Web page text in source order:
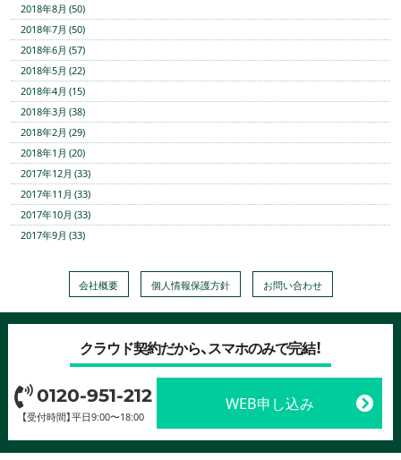
2018年8月 (50)
2018年7月 (50)
2018年6月 (57)
2018年5月 (22)
2018年4月 (15)
2018年3月 (38)
2018年2月 (29)
2018年1月 (20)
2017年12月 (33)
2017年11月 (33)
2017年10月 (33)
2017年9月 (33)
会社概要 個人情報保護方針 お問い合わせ
クラウド契約だから、スマホのみで完結！
0120-951-212
【受付時間】平日9:00〜18:00
WEB申し込み